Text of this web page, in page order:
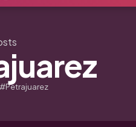
#petrajuarez